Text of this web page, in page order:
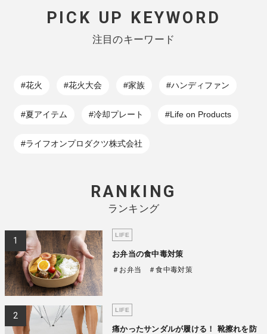
PICK UP KEYWORD
注目のキーワード
#花火 #花火大会 #家族 #ハンディファン
#夏アイテム #冷却プレート #Life on Products
#ライフオンプロダクツ株式会社
RANKING
ランキング
LIFE
お弁当の食中毒対策
＃お弁当 ＃食中毒対策
LIFE
痛かったサンダルが履ける！ 靴擦れを防